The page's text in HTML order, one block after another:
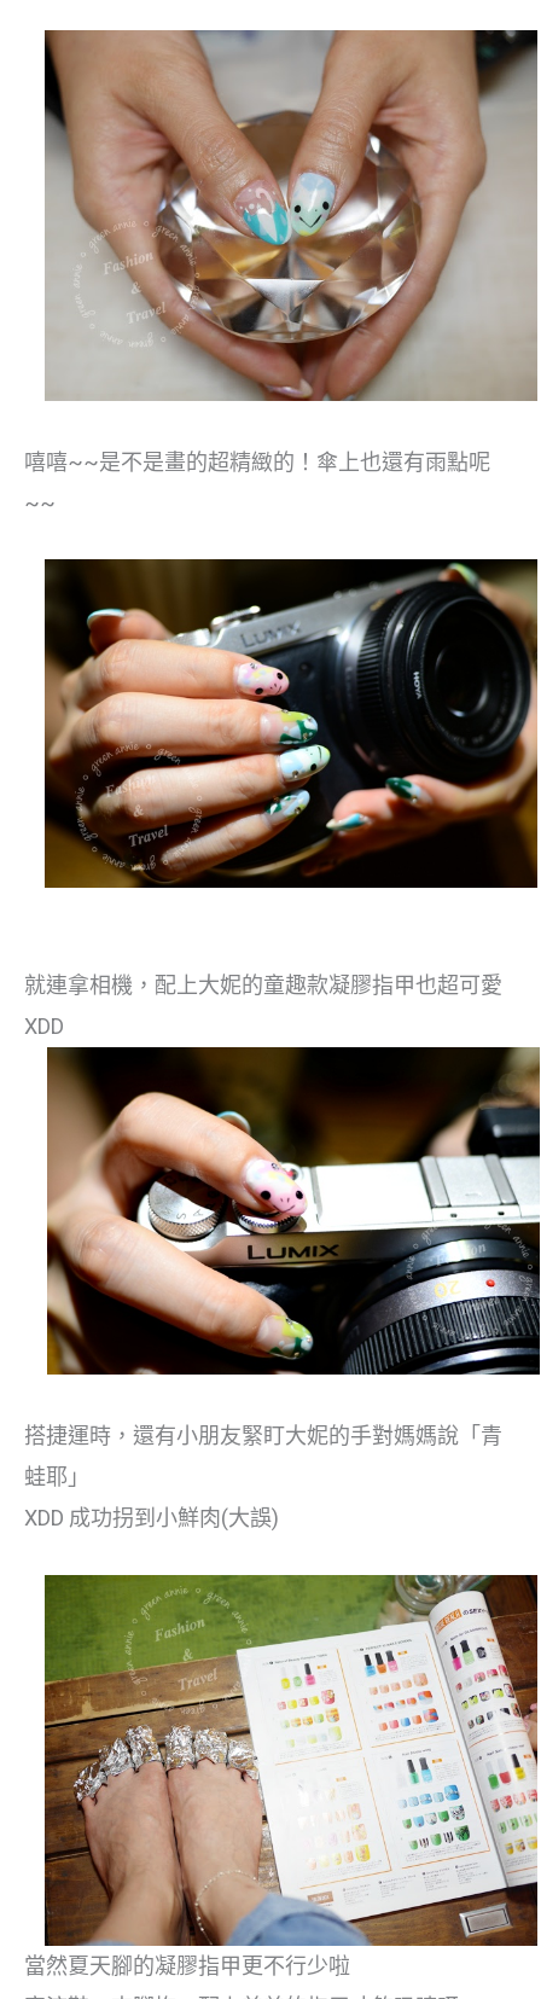
嘻嘻~~是不是畫的超精緻的！傘上也還有雨點呢
~~
就連拿相機，配上大妮的童趣款凝膠指甲也超可愛
XDD
搭捷運時，還有小朋友緊盯大妮的手對媽媽說「青
蛙耶」
XDD 成功拐到小鮮肉(大誤)
當然夏天腳的凝膠指甲更不行少啦